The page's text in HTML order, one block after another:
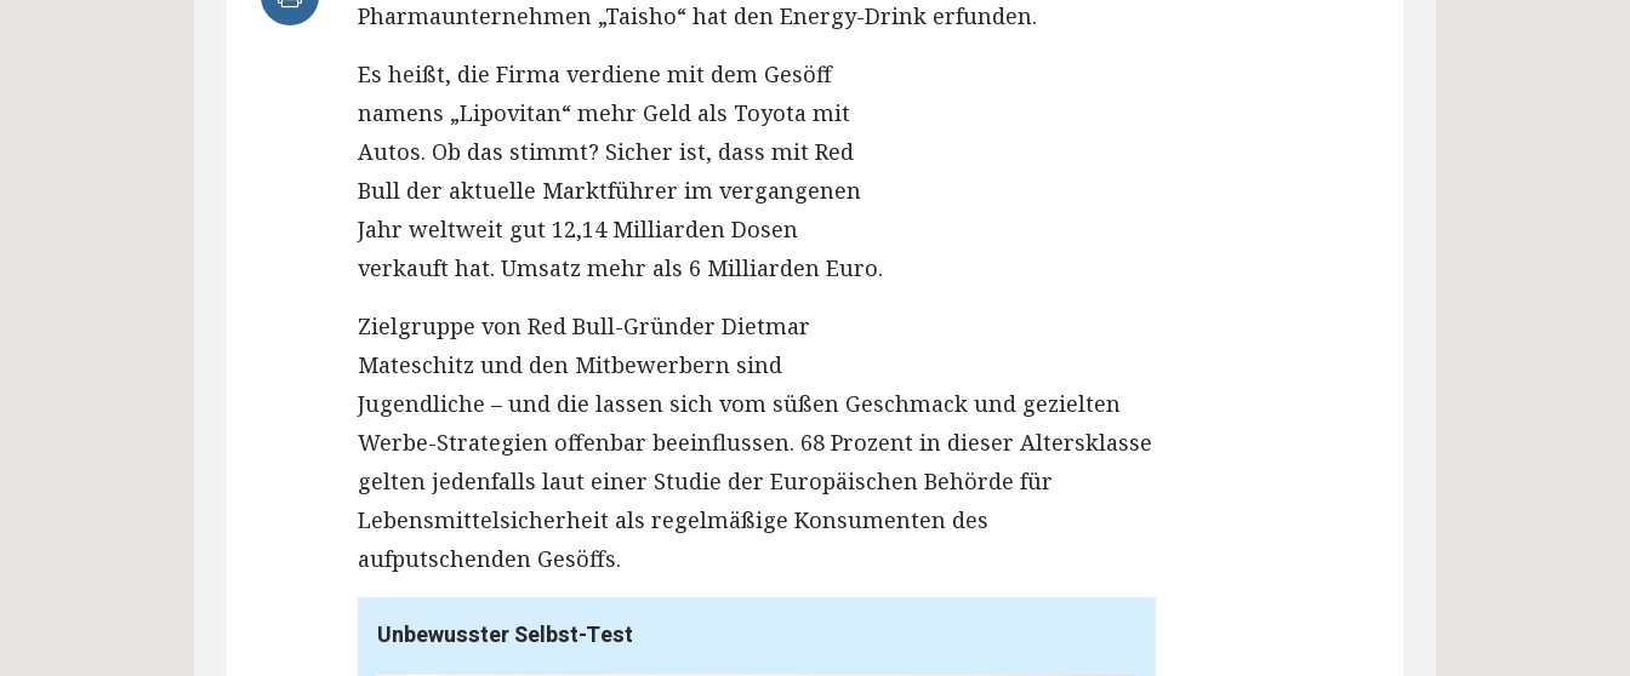
Pharmaunternehmen „Taisho“ hat den Energy-Drink erfunden.
Es heißt, die Firma verdiene mit dem Gesöff
namens „Lipovitan“ mehr Geld als Toyota mit
Autos. Ob das stimmt? Sicher ist, dass mit Red
Bull der aktuelle Marktführer im vergangenen
Jahr weltweit gut 12,14 Milliarden Dosen
verkauft hat. Umsatz mehr als 6 Milliarden Euro.
Zielgruppe von Red Bull-Gründer Dietmar
Mateschitz und den Mitbewerbern sind
Jugendliche – und die lassen sich vom süßen Geschmack und gezielten
Werbe-Strategien offenbar beeinflussen. 68 Prozent in dieser Altersklasse
gelten jedenfalls laut einer Studie der Europäischen Behörde für
Lebensmittelsicherheit als regelmäßige Konsumenten des
aufputschenden Gesöffs.
Unbewusster Selbst-Test